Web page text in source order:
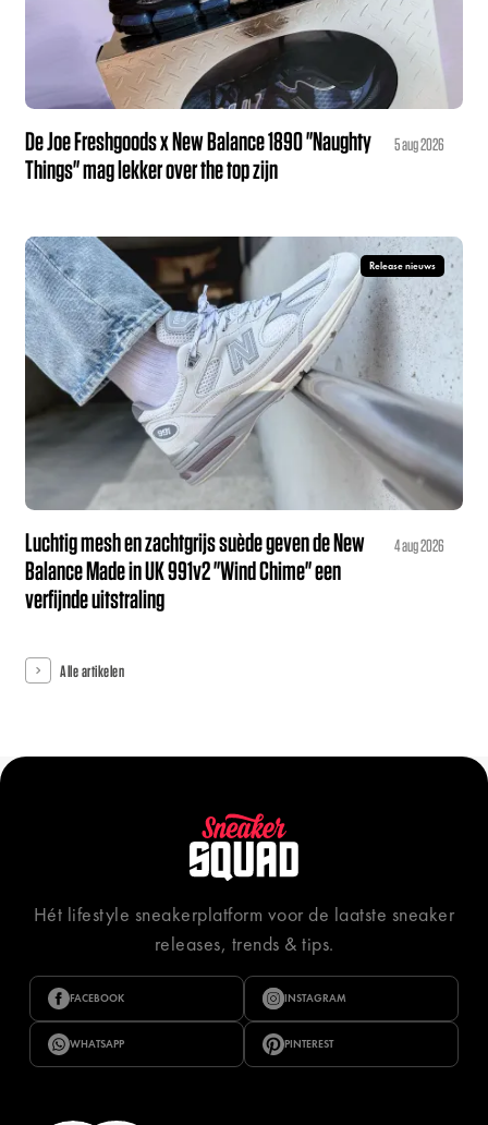
De Joe Freshgoods x New Balance 1890 "Naughty
Things" mag lekker over the top zijn
5 aug 2026
Release nieuws
Luchtig mesh en zachtgrijs suède geven de New
Balance Made in UK 991v2 "Wind Chime" een
verfijnde uitstraling
4 aug 2026
Alle artikelen
Hét lifestyle sneakerplatform voor de laatste sneaker
releases, trends & tips.
FACEBOOK INSTAGRAM
WHATSAPP PINTEREST